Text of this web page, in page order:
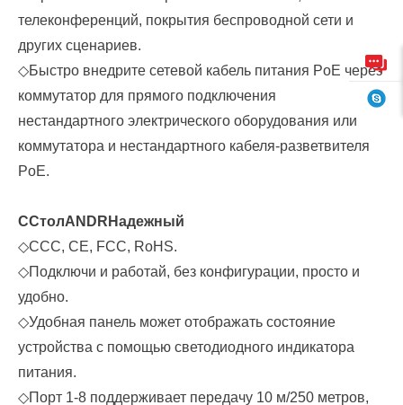
телеконференций, покрытия беспроводной сети и
других сценариев.
◇Быстро внедрите сетевой кабель питания PoE через
коммутатор для прямого подключения
нестандартного электрического оборудования или
коммутатора и нестандартного кабеля-разветвителя
PoE.
ССтолA ND R Надежный
◇CCC, CE, FCC, RoHS.
◇Подключи и работай, без конфигурации, просто и
удобно.
◇Удобная панель может отображать состояние
устройства с помощью светодиодного индикатора
питания.
◇Порт 1-8 поддерживает передачу 10 м/250 метров,